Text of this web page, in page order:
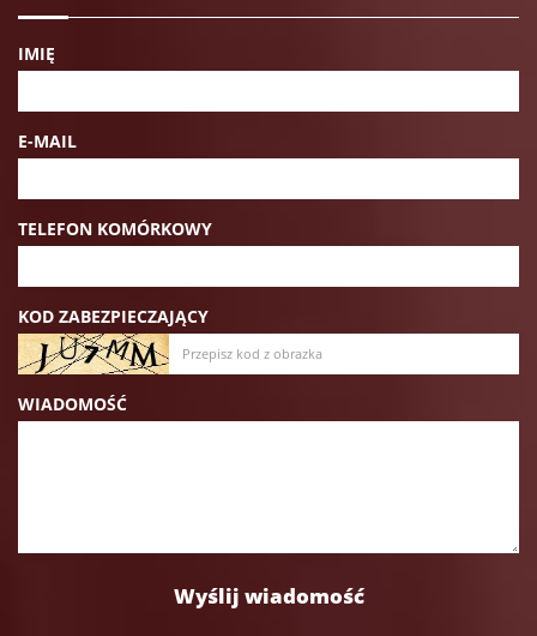
IMIĘ
E-MAIL
TELEFON KOMÓRKOWY
KOD ZABEZPIECZAJĄCY
WIADOMOŚĆ